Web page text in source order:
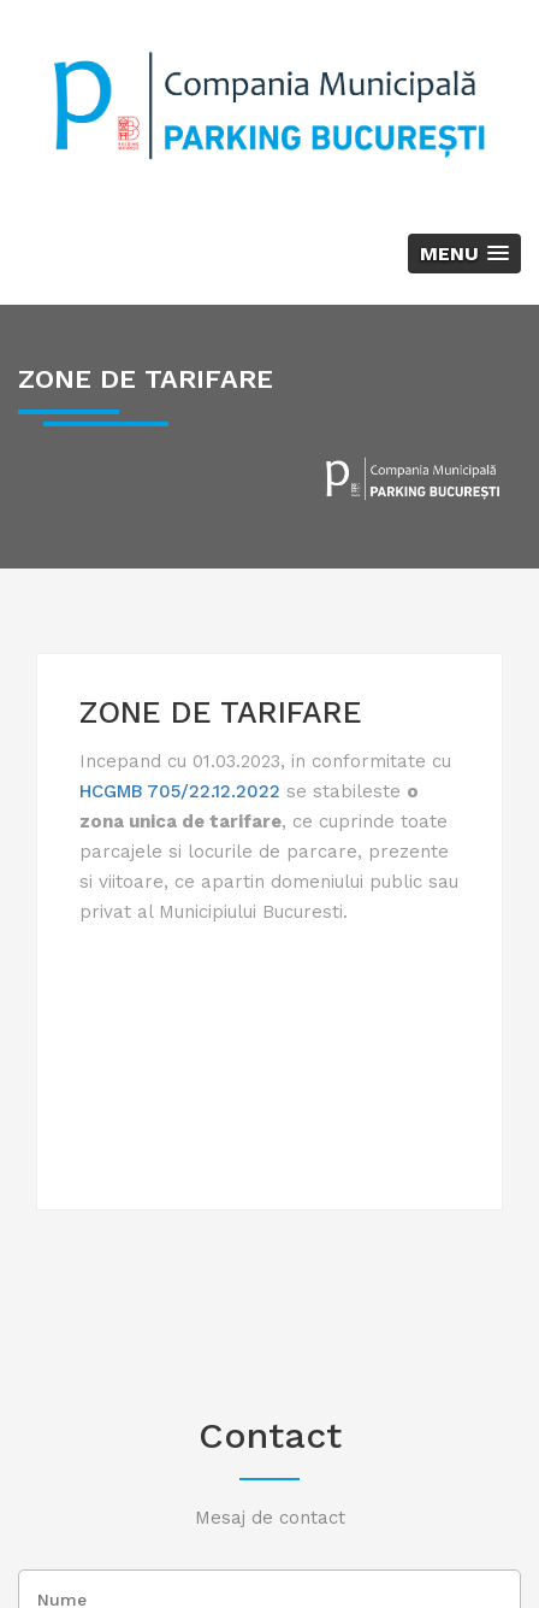
MENU
ZONE DE TARIFARE
ZONE DE TARIFARE
Incepand cu 01.03.2023, in conformitate cu
HCGMB 705/22.12.2022 se stabileste o
zona unica de tarifare, ce cuprinde toate
parcajele si locurile de parcare, prezente
si viitoare, ce apartin domeniului public sau
privat al Municipiului Bucuresti.
Contact
Mesaj de contact